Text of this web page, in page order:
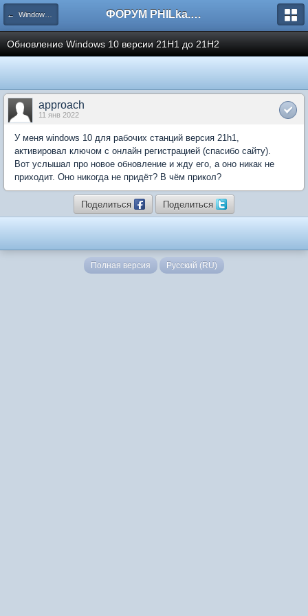
← Windows 10 ФОРУМ PHILka.RU
Обновление Windows 10 версии 21H1 до 21H2
approach
11 янв 2022
У меня windows 10 для рабочих станций версия 21h1,
активировал ключом с онлайн регистрацией (спасибо сайту).
Вот услышал про новое обновление и жду его, а оно никак не
приходит. Оно никогда не придёт? В чём прикол?
Поделиться Поделиться
Полная версия Русский (RU)